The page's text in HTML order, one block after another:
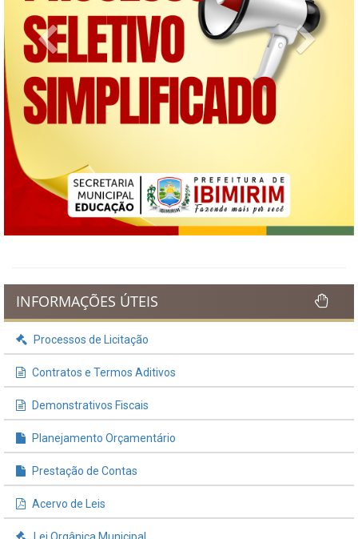
Previous Next
INFORMAÇÕES ÚTEIS
Processos de Licitação
Contratos e Termos Aditivos
Demonstrativos Fiscais
Planejamento Orçamentário
Prestação de Contas
Acervo de Leis